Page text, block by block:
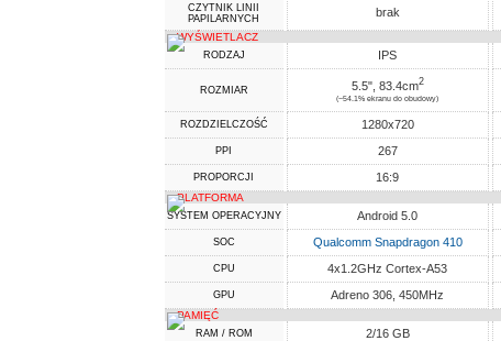
CZYTNIK LINII
PAPILARNYCH
brak
WYŚWIETLACZ
RODZAJ IPS
ROZMIAR 5.5", 83.4cm2
(~54.1% ekranu do obudowy)
ROZDZIELCZOŚĆ 1280x720
PPI 267
PROPORCJI 16:9
PLATFORMA
SYSTEM OPERACYJNY Android 5.0
SOC Qualcomm Snapdragon 410
CPU 4x1.2GHz Cortex-A53
GPU Adreno 306, 450MHz
PAMIĘĆ
RAM / ROM 2/16 GB